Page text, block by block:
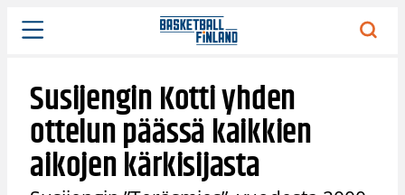
Siirry
sisältöön
Susijengin Kotti yhden
ottelun päässä kaikkien
aikojen kärkisijasta